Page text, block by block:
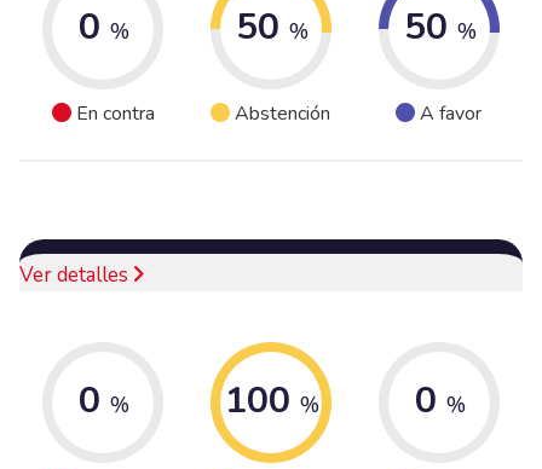
0 %
En contra
50 %
Abstención
50 %
A favor
Ver detalles
0 % 100 % 0 %